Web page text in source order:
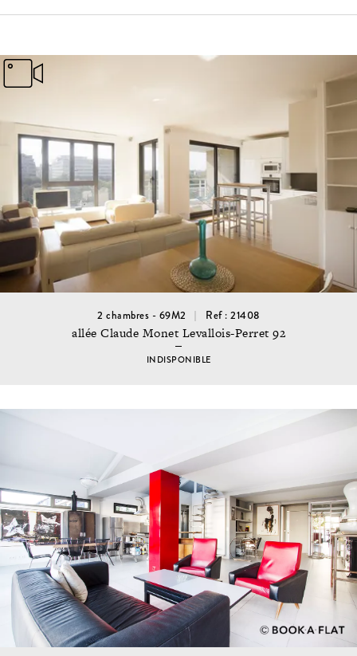
2 chambres - 69M2 Ref : 21408
allée Claude Monet Levallois-Perret 92
INDISPONIBLE